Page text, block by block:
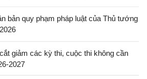
bản quy phạm pháp luật của Thủ tướng
giảm các kỳ thi, cuộc thi không cần
2027